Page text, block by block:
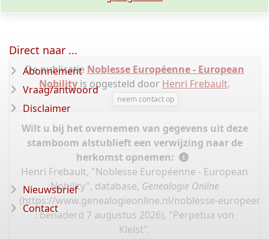
De publicatie Noblesse Européenne - European
Nobility is opgesteld door Henri Frebault.
neem contact op
Wilt u bij het overnemen van gegevens uit deze
stamboom alstublieft een verwijzing naar de
herkomst opnemen:
Henri Frebault, "Noblesse Européenne - European
Nobility", database, Genealogie Online
(https://www.genealogieonline.nl/noblesse-
: benaderd 7 augustus 2026), "Perpetua von
Kleist".
Direct naar ...
Abonnement
Vraag/antwoord
Disclaimer
Nieuwsbrief
Contact